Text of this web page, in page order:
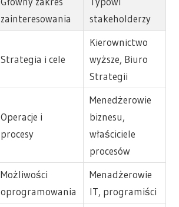
zainteresowania
stakeholderzy
Strategia i cele
Kierownictwo
wyższe, Biuro
Strategii
Operacje i
procesy
Menedżerowie
biznesu,
właściciele
procesów
Możliwości
oprogramowania
Menadżerowie
IT, programiści